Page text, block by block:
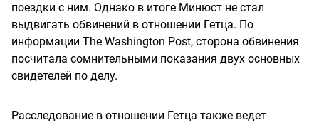
поездки с ним. Однако в итоге Минюст не стал
выдвигать обвинений в отношении Гетца. По
информации The Washington Post, сторона обвинения
посчитала сомнительными показания двух основных
свидетелей по делу.
Расследование в отношении Гетца также ведет